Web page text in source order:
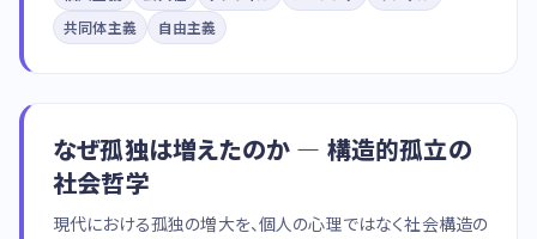
共同体主義
自由主義
なぜ孤独は増えたのか — 構造的孤立の
社会哲学
現代における孤独の増大を、個人の心理ではなく社会構造の